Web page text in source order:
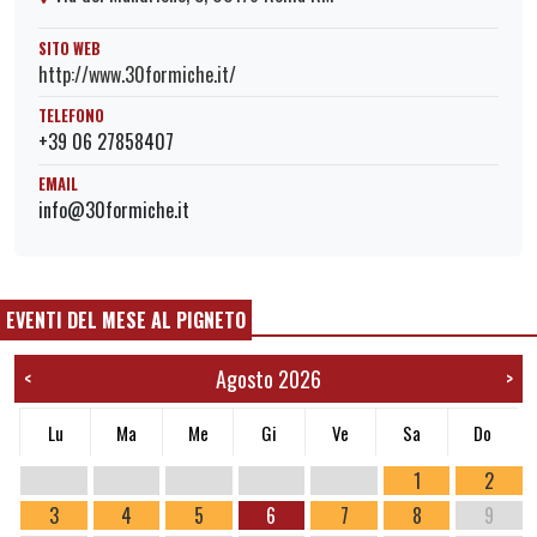
SITO WEB
http://www.30formiche.it/
TELEFONO
+39 06 27858407
EMAIL
info@30formiche.it
EVENTI DEL MESE AL PIGNETO
< Agosto 2026 >
Lu Ma Me Gi Ve Sa Do
1
2
3
4 5 6 7 8
9